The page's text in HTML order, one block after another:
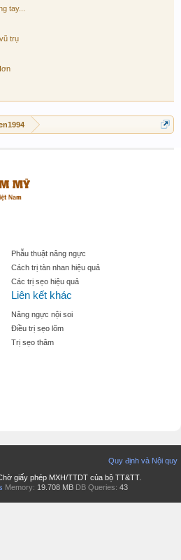
tay...
trụ
Phẫu thuật nâng ngực
Cách trị tàn nhan hiệu quả
Các trị sẹo hiệu quả
Liên kết khác
Nâng ngực nội soi
Điều trị sẹo lõm
Trị sẹo thâm
Quy định và Nội quy
giấy phép MXH/TTDT của bộ TT&TT.
Memory: 19.708 MB DB Queries: 43